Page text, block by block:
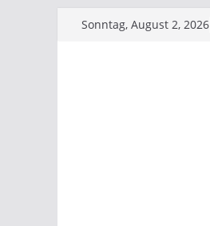
SkipSonntag, August 2, 2026